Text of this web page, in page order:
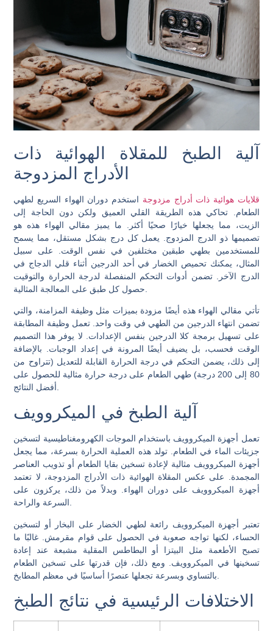
آلية الطبخ للمقلاة الهوائية ذات
الأدراج المزدوجة
قلايات هوائية ذات أدراج مزدوجة استخدم دوران الهواء السريع لطهي
الطعام. تحاكي هذه الطريقة القلي العميق ولكن دون الحاجة إلى
الزيت، مما يجعلها خيارًا صحيًا أكثر. ما يميز مقالي الهواء هذه هو
تصميمها ذو الدرج المزدوج. يعمل كل درج بشكل مستقل، مما يسمح
للمستخدمين بطهي طبقين مختلفين في نفس الوقت. على سبيل
المثال، يمكنك تحميص الخضار في أحد الدرجين أثناء قلي الدجاج في
الدرج الآخر. تضمن أدوات التحكم المنفصلة لدرجة الحرارة والتوقيت
تأتي مقالي الهواء هذه أيضًا مزودة بميزات مثل وظيفة المزامنة، والتي
تضمن انتهاء الدرجين من الطهي في وقت واحد. تعمل وظيفة المطابقة
على تسهيل برمجة كلا الدرجين بنفس الإعدادات. لا يوفر هذا التصميم
الوقت فحسب، بل يضيف أيضًا المرونة في إعداد الوجبات. بالإضافة
إلى ذلك، يضمن التحكم في درجة الحرارة القابلة للتعديل (تتراوح من
80 إلى 200 درجة) طهي الطعام على درجة حرارة مثالية للحصول على
آلية الطبخ في الميكروويف
تعمل أجهزة الميكروويف باستخدام الموجات الكهرومغناطيسية لتسخين
جزيئات الماء في الطعام. تولد هذه العملية الحرارة بسرعة، مما يجعل
أجهزة الميكروويف مثالية لإعادة تسخين بقايا الطعام أو تذويب العناصر
المجمدة. على عكس المقلاة الهوائية ذات الأدراج المزدوجة، لا تعتمد
أجهزة الميكروويف على دوران الهواء. وبدلاً من ذلك، يركزون على
السرعة والراحة.
تعتبر أجهزة الميكروويف رائعة لطهي الخضار على البخار أو لتسخين
الحساء، لكنها تواجه صعوبة في الحصول على قوام مقرمش. غالبًا ما
تصبح الأطعمة مثل البيتزا أو البطاطس المقلية مشبعة عند إعادة
تسخينها في الميكروويف. ومع ذلك، فإن قدرتها على تسخين الطعام
الاختلافات الرئيسية في نتائج الطبخ